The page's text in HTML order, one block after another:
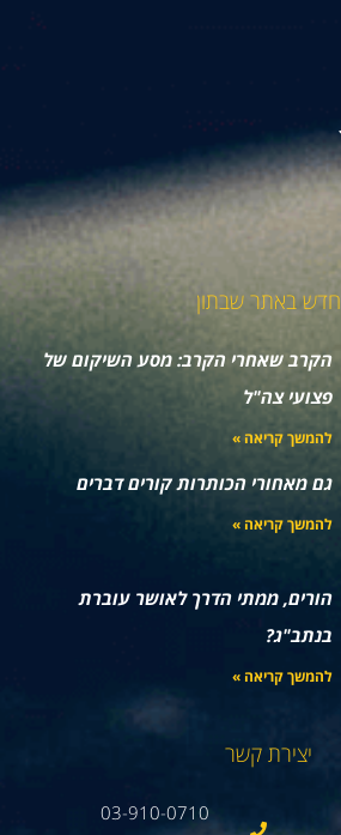
חדש באתר שבתון
הקרב שאחרי הקרב: מסע השיקום של
פצועי צה"ל
להמשך קריאה »
גם מאחורי הכותרות קורים דברים
להמשך קריאה »
הורים, ממתי הדרך לאושר עוברת
בנתב"ג?
להמשך קריאה »
יצירת קשר
03-910-0710